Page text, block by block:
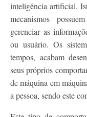
inteligência artificial.
mecanismos
gerenciar as
ou usuário. Os
tempos, acabam
seus próprios
de máquina em
a pessoa, sendo este